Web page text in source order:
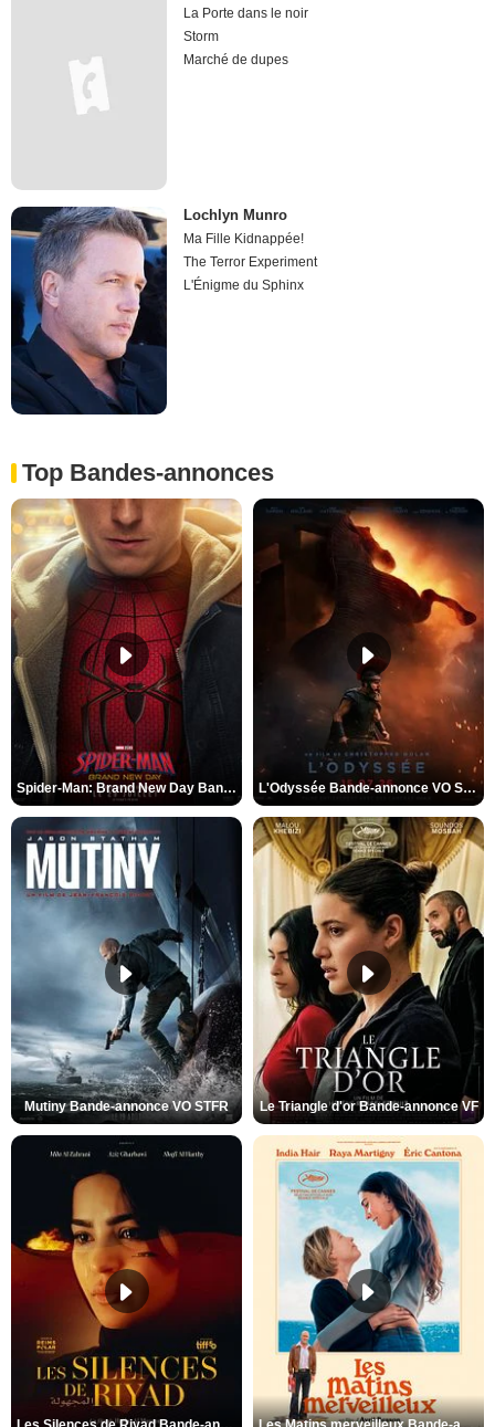
La Porte dans le noir
Storm
Marché de dupes
Lochlyn Munro
Ma Fille Kidnappée!
The Terror Experiment
L'Énigme du Sphinx
Top Bandes-annonces
Spider-Man: Brand New Day Bande-annonce VO STFR L'Odyssée Bande-annonce VO STFR
Mutiny Bande-annonce VO STFR Le Triangle d'or Bande-annonce VF